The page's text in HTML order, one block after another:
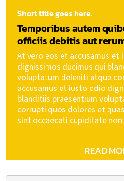
Short title goes here.
Temporibus autem
officiis debitis aut
At vero eos et accusamus et
dignissimos ducimus qui
voluptatum deleniti atque
accusamus et iusto odio
blanditiis praesentium
corrupti quos dolores et
sint occaecati cupiditate
READ